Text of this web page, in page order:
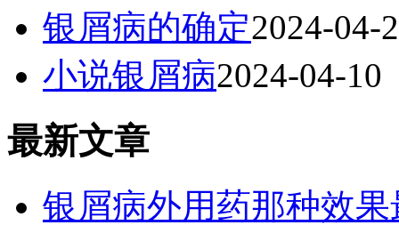
银屑病的确定2024-04-
小说银屑病2024-04-10
最新文章
银屑病外用药那种效果